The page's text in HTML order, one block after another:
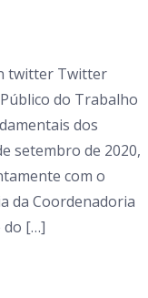
twitter Twitter
do Trabalho
dos
setembro de 2020,
com o
da Coordenadoria
do […]